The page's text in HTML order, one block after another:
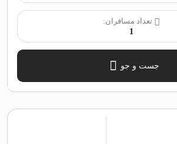
تعداد مسافران:
1
جست و جو